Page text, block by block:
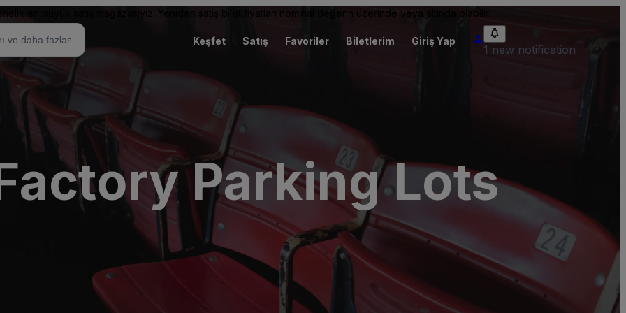
en büyük satış mağazasıyız. Yeniden satış bilet fiyatları nominal değerin üzerinde veya altında olabilir.
Keşfet Satış Favoriler Biletlerim Giriş Yap
1 new notification
Parking Lots